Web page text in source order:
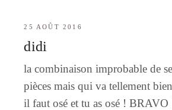
25 AOÛT 2016
didi
la combinaison improbable de
pièces mais qui va tellement
il faut osé et tu as osé ! BRAVO